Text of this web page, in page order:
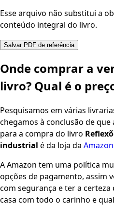
Esse arquivo não substitui a
conteúdo integral do livro.
Salvar PDF de referência
Onde comprar a
livro? Qual é o
Pesquisamos em várias
chegamos à conclusão de
para a compra do livro
industrial é da loja da Amazon
A Amazon tem uma política
opções de pagamento, assim
com segurança e ter a certeza
casa com todo o carinho e